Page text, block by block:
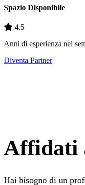
Spazio Disponibile
4.5
Anni di esperienza nel
Diventa Partner
Affidati
Hai bisogno di un